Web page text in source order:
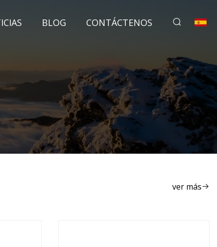
BLOG CONTÁCTENOS
ver más